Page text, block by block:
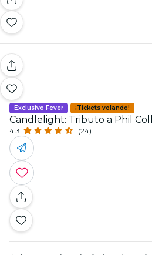
Exclusivo Fever ¡Tickets volando!
Candlelight: Tributo a Phil
4.3 (24)